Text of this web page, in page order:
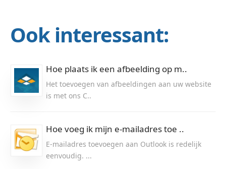
Ook interessant:
Hoe plaats ik een afbeelding op m..
Het toevoegen van afbeeldingen aan uw website
is met ons C..
Hoe voeg ik mijn e-mailadres toe ..
E-mailadres toevoegen aan Outlook is redelijk
eenvoudig. ...